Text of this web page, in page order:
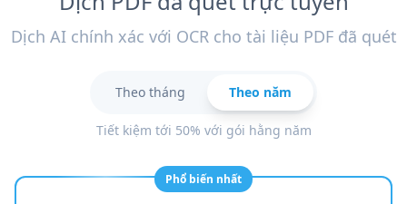
Dịch AI chính xác với OCR cho tài liệu PDF đã quét
Theo tháng Theo năm
Tiết kiệm tới 50% với gói hằng năm
Phổ biến nhất